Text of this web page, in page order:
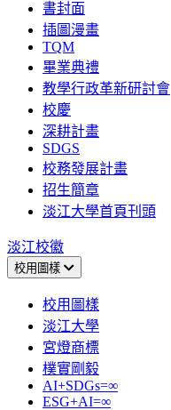
書封面
插圖漫畫
TQM
畢業典禮
教學行政革新研討會
校慶
深耕計畫
SDGS
校務發展計畫
招生簡章
淡江大學首頁刊頭
淡江校徽
校用圖樣
校用圖樣
淡江大學
宮燈商標
樸實剛毅
AI+SDGs=∞
ESG+AI=∞